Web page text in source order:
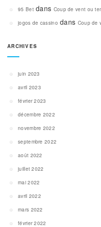
95 Betdans Coup de vent ou
jogos de cassino dans Coup de
ARCHIVES
juin 2023
avril 2023
février 2023
décembre 2022
novembre 2022
septembre 2022
août 2022
juillet 2022
mai 2022
avril 2022
mars 2022
février 2022